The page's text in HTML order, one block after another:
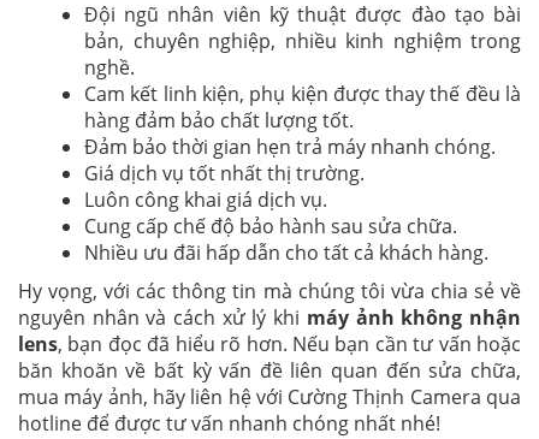
Đội ngũ nhân viên kỹ thuật được đào tạo bài
bản, chuyên nghiệp, nhiều kinh nghiệm trong
nghề.
Cam kết linh kiện, phụ kiện được thay thế đều là
hàng đảm bảo chất lượng tốt.
Đảm bảo thời gian hẹn trả máy nhanh chóng.
Giá dịch vụ tốt nhất thị trường.
Luôn công khai giá dịch vụ.
Cung cấp chế độ bảo hành sau sửa chữa.
Nhiều ưu đãi hấp dẫn cho tất cả khách hàng.
Hy vọng, với các thông tin mà chúng tôi vừa chia sẻ về
nguyên nhân và cách xử lý khi máy ảnh không nhận
lens, bạn đọc đã hiểu rõ hơn. Nếu bạn cần tư vấn hoặc
băn khoăn về bất kỳ vấn đề liên quan đến sửa chữa,
mua máy ảnh, hãy liên hệ với Cường Thịnh Camera qua
hotline để được tư vấn nhanh chóng nhất nhé!